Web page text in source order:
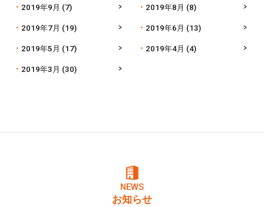
2019年9月 (7) 2019年8月 (8)
2019年7月 (19) 2019年6月 (13)
2019年5月 (17) 2019年4月 (4)
2019年3月 (30)
NEWS
お知らせ